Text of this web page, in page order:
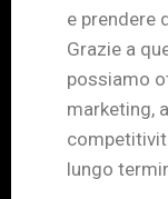
e prendere
Grazie a
possiamo
marketing,
lungo